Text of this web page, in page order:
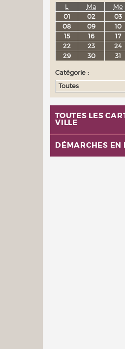
L
Ma Me
01
02 03
08
09 10
15
16 17
22
23 24
29
30 31
Catégorie :
Toutes
TOUTES LES
VILLE
DÉMARCHES EN